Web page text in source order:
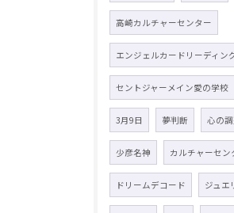
高崎カルチャーセンター
エンジェルカードリーディン
セントジャーメイン愛の学校
3月9日 夢判断 心の
少彦名神 カルチャーセン
ドリームデコード ジュエ